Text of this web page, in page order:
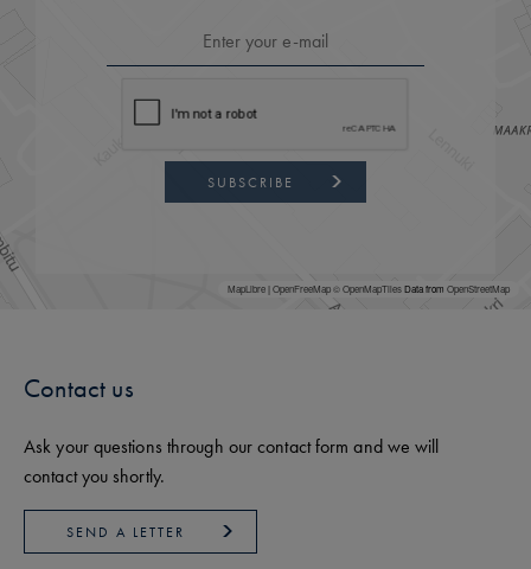
MapLibre|OpenFreeMap© OpenMapTilesData from OpenStreetMap
SUBSCRIBE
Contact us
Ask your questions through our contact form and we will
contact you shortly.
SEND A LETTER